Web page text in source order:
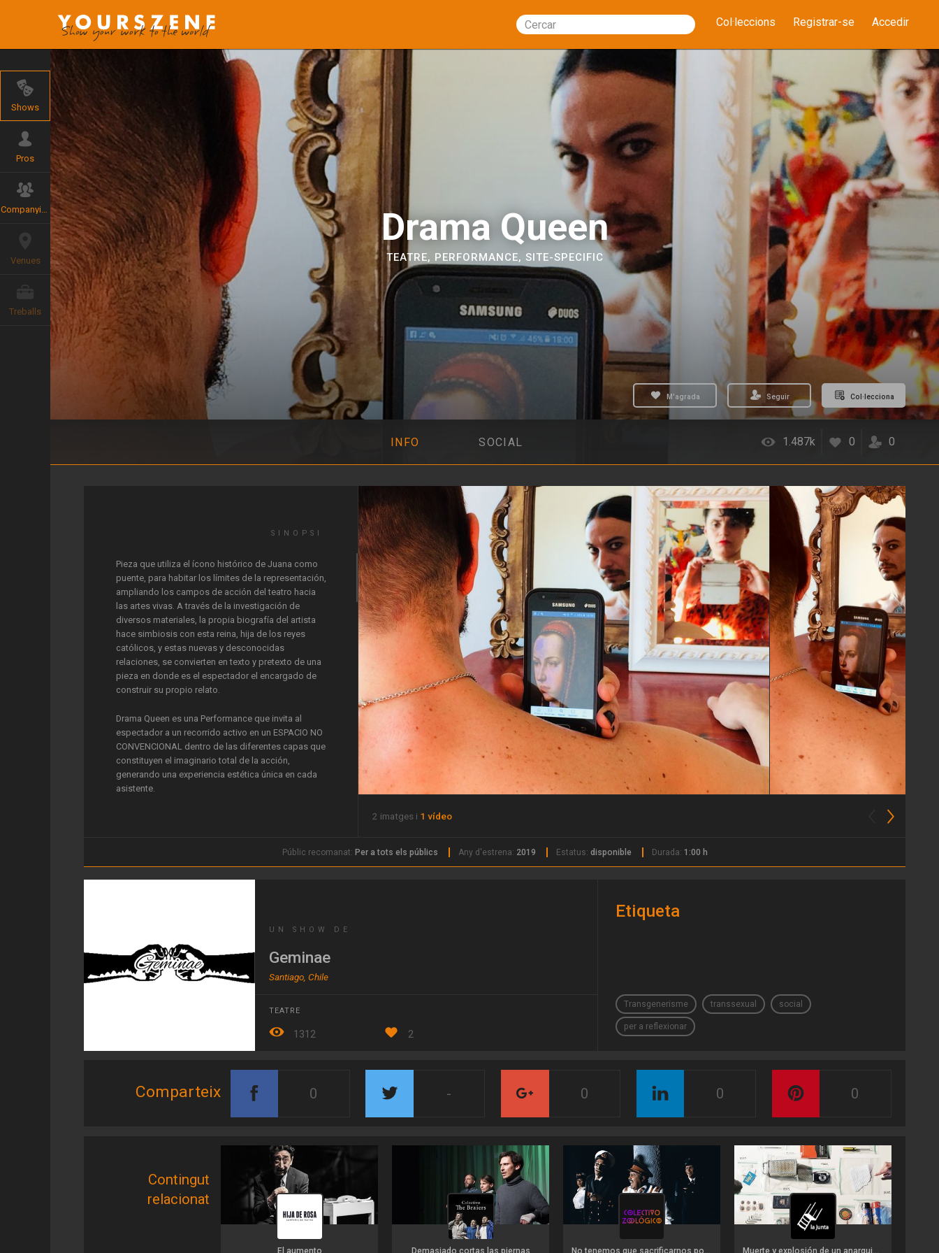
Cercar Col·leccions Registrar-se Accedir
Shows
Pros
Venues
Treballs
Drama Queen
TEATRE, PERFORMANCE, SITE-SPECIFIC
M'agrada Seguir Col·lecciona
INFO SOCIAL 1.487k 0 0
SINOPSI
Pieza que utiliza el ícono histórico de Juana como
puente, para habitar los límites de la representación,
ampliando los campos de acción del teatro hacia
las artes vivas. A través de la investigación de
diversos materiales, la propia biografía del artista
hace simbiosis con esta reina, hija de los reyes
católicos, y estas nuevas y desconocidas
relaciones, se convierten en texto y pretexto de una
pieza en donde es el espectador el encargado de
construir su propio relato.
Drama Queen es una Performance que invita al
espectador a un recorrido activo en un ESPACIO NO
CONVENCIONAL dentro de las diferentes capas que
constituyen el imaginario total de la acción,
generando una experiencia estética única en cada
asistente.
los diversos materiales del montaje. Y cada
2 imatges i 1 vídeo
Públic recomanat: Per a tots els públics Any d'estrena: 2019 Estatus: disponible Durada: 1:00 h
UN SHOW DE
Geminae
Santiago, Chile
TEATRE
1312 2
Etiqueta
Transgenerisme transsexual social
per a reflexionar
Comparteix 0 - 0 0 0
Contingut
relacionat
El aumento Demasiado cortas las piernas